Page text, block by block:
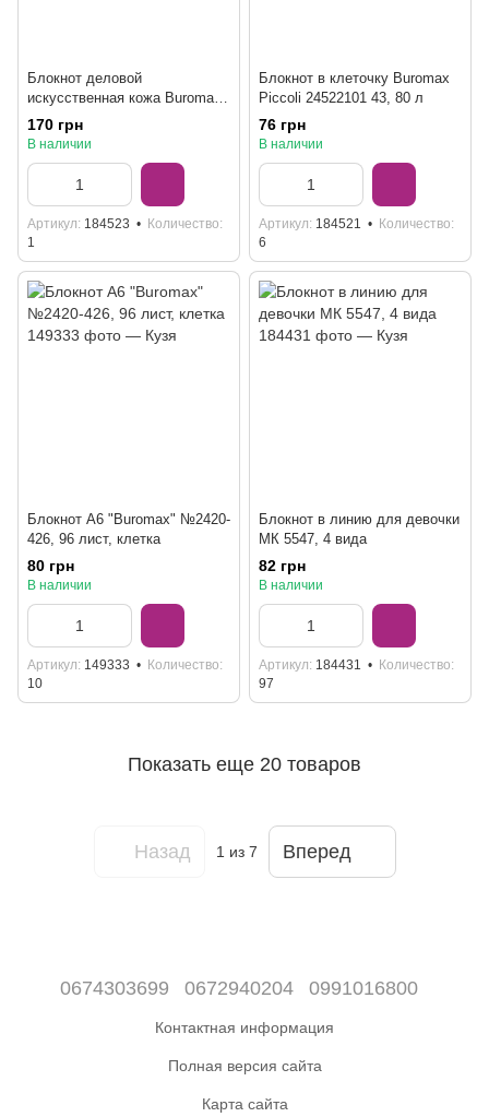
Блокнот деловой
искусственная кожа Buromax
Relax 295101 01, 96 л
170 грн
В наличии
Артикул 184523
Количество
1
Блокнот в клеточку Buromax
Piccoli 24522101 43, 80 л
76 грн
В наличии
Артикул 184521
Количество
6
Блокнот А6 "Buromax" №2420-
426, 96 лист, клетка
80 грн
В наличии
Артикул 149333
Количество
10
Блокнот в линию для девочки
МК 5547, 4 вида
82 грн
В наличии
Артикул 184431
Количество
97
Показать еще 20 товаров
Назад 1 из 7 Вперед
0674303699 0672940204 0991016800
Контактная информация
Полная версия сайта
Карта сайта